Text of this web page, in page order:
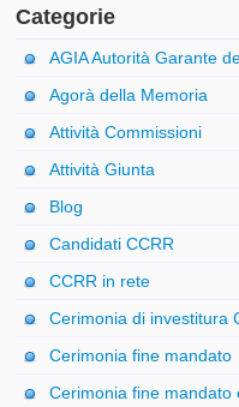
Categorie
AGIA Autorità Garante
Agorà della Memoria
Attività Commissioni
Attività Giunta
Blog
Candidati CCRR
CCRR in rete
Cerimonia di investitura
Cerimonia fine mandato
Cerimonia fine mandato